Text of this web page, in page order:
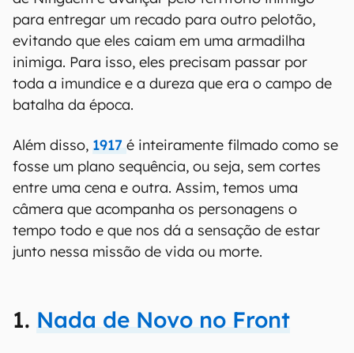
para entregar um recado para outro pelotão,
evitando que eles caiam em uma armadilha
inimiga. Para isso, eles precisam passar por
toda a imundice e a dureza que era o campo de
batalha da época.
Além disso, 1917 é inteiramente filmado como se
fosse um plano sequência, ou seja, sem cortes
entre uma cena e outra. Assim, temos uma
câmera que acompanha os personagens o
tempo todo e que nos dá a sensação de estar
junto nessa missão de vida ou morte.
1. Nada de Novo no Front